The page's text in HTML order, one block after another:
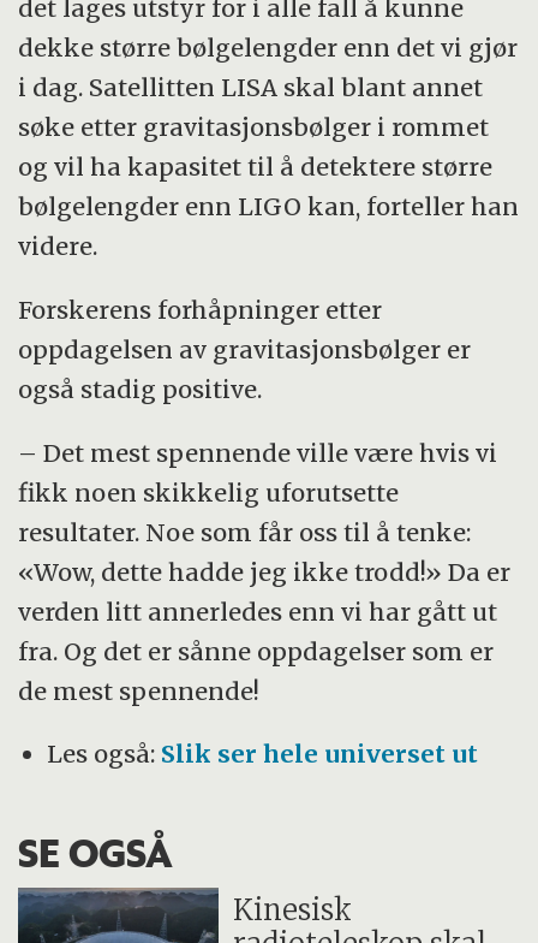
det lages utstyr for i alle fall å kunne
dekke større bølgelengder enn det vi gjør
i dag. Satellitten LISA skal blant annet
søke etter gravitasjonsbølger i rommet
og vil ha kapasitet til å detektere større
bølgelengder enn LIGO kan, forteller han
videre.
Forskerens forhåpninger etter
oppdagelsen av gravitasjonsbølger er
også stadig positive.
– Det mest spennende ville være hvis vi
fikk noen skikkelig uforutsette
resultater. Noe som får oss til å tenke:
«Wow, dette hadde jeg ikke trodd!» Da er
verden litt annerledes enn vi har gått ut
fra. Og det er sånne oppdagelser som er
de mest spennende!
Les også: Slik ser hele universet ut
SE OGSÅ
Kinesisk